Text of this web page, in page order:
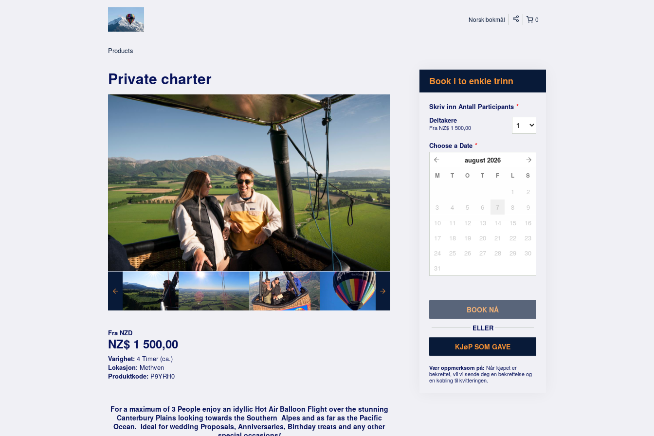
0
Norsk bokmål
Products
Private charter
Fra NZD
NZ$ 1 500,00
Varighet: 4 Timer (ca.)
Lokasjon: Methven
Produktkode: P9YRH0
For a maximum of 3 People enjoy an idyllic Hot Air Balloon Flight over the stunning
Canterbury Plains looking towards the Southern Alpes and as far as the Pacific
Ocean. Ideal for wedding Proposals, Anniversaries, Birthday treats and any other
Book i to enkle trinn
Skriv inn Antall Participants *
Deltakere
FraNZ$ 1 500,00
Choose a Date *
august 2026
M T O T F L S
1
2
3
4 5 6 7 8
9
10
11 12 13 14 15
16
17
18 19 20 21 22
23
24
25 26 27 28 29
30
31
BOOK NÅ
ELLER
KJøP SOM GAVE
Vær oppmerksom på: Når kjøpet er
bekreftet, vil vi sende deg en bekreftelse og
en kobling til kvitteringen.